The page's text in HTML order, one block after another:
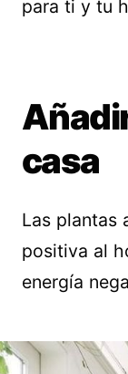
para ti y tu
casa
Las plantas
positiva al
energía